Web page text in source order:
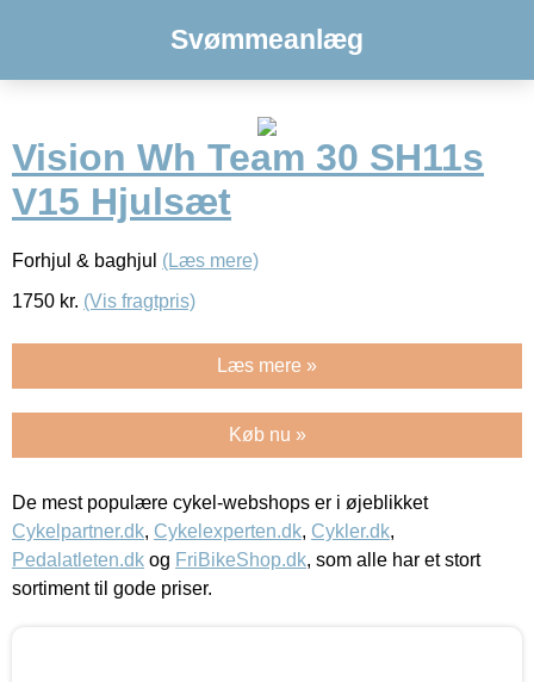
Svømmeanlæg
Vision Wh Team 30 SH11s
V15 Hjulsæt
Forhjul & baghjul (Læs mere)
1750 kr. (Vis fragtpris)
Læs mere »
Køb nu »
De mest populære cykel-webshops er i øjeblikket
Cykelpartner.dk, Cykelexperten.dk, Cykler.dk,
Pedalatleten.dk og FriBikeShop.dk, som alle har et stort
sortiment til gode priser.